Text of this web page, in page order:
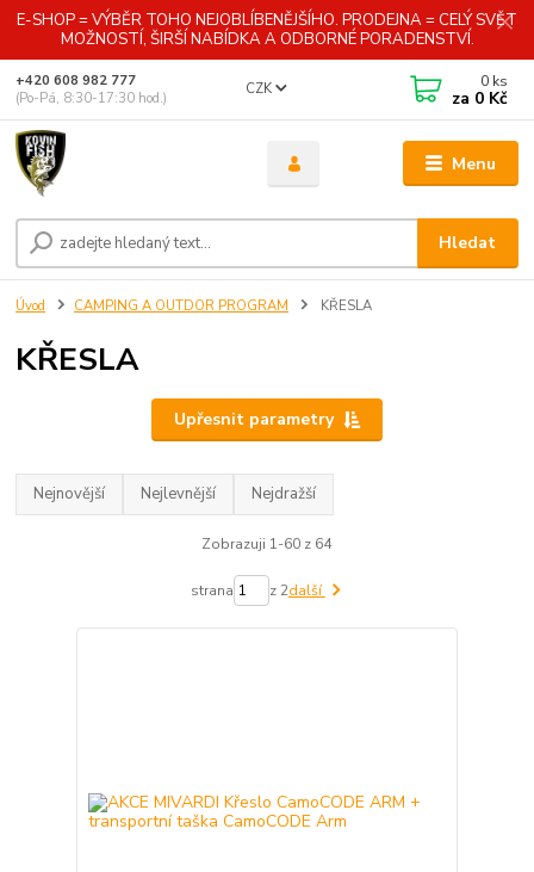
E-SHOP = VÝBĚR TOHO NEJOBLÍBENĚJŠÍHO. PRODEJNA = CELÝ SVĚT
MOŽNOSTÍ, ŠIRŠÍ NABÍDKA A ODBORNÉ PORADENSTVÍ.
Menu
CZK
Hledat
+420 608 982 777
(Po-Pá, 8:30-17:30 hod.)
0 ks
za 0 Kč
Úvod CAMPING A OUTDOR PROGRAM KŘESLA
KŘESLA
Upřesnit parametry
Nejnovější Nejlevnější Nejdražší
Zobrazuji 1-60 z 64
strana z 2další